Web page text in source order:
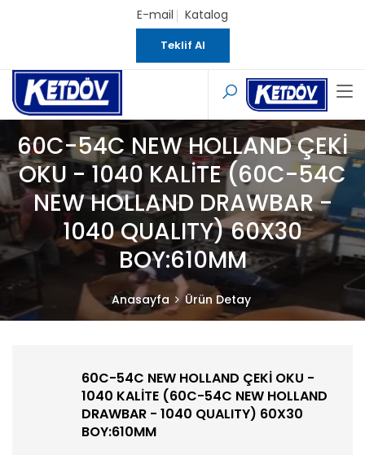
E-mail Katalog
Teklif Al
60C-54C NEW HOLLAND ÇEKİ
OKU - 1040 KALİTE (60C-54C
NEW HOLLAND DRAWBAR -
1040 QUALITY) 60X30
BOY:610MM
Anasayfa Ürün Detay
60C-54C NEW HOLLAND ÇEKİ OKU -
1040 KALİTE (60C-54C NEW HOLLAND
DRAWBAR - 1040 QUALITY) 60X30
BOY:610MM